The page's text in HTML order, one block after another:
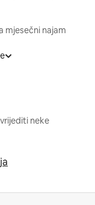
mjesečni najam
neke